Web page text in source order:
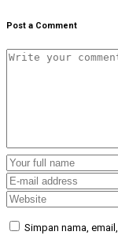
Post a Comment
Simpan nama,